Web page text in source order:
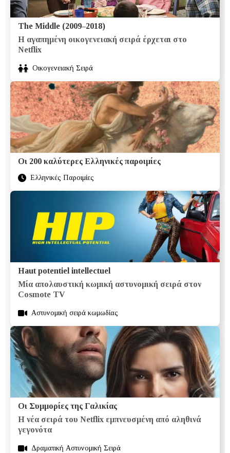
The Middle (2009–2018)
Η αγαπημένη οικογενειακή σειρά έρχεται στο
Netflix
Οικογενειακή Σειρά
Οι 200 καλύτερες Ελληνικές παροιμίες
Ελληνικές Παροιμίες
Haut potentiel intellectuel
Μία απολαυστική κωμική αστυνομική σειρά στον
Cosmote TV
Aστυνομική σειρά κωμωδίας
Οι Συμμορίες της Γαλικίας
H νέα σειρά του Netflix εμπνευσμένη από αληθινά
γεγονότα
Δραματική Aστυνομική Σειρά